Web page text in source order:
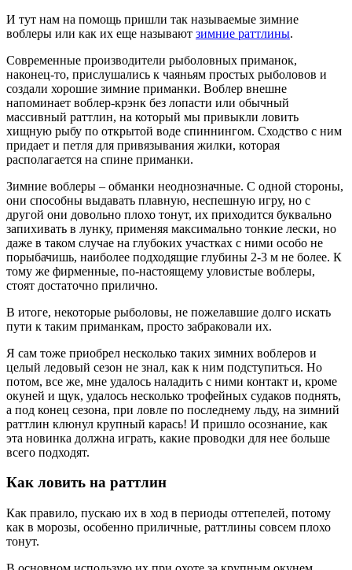
И тут нам на помощь пришли так называемые зимние
воблеры или как их еще называют зимние раттлины.
Современные производители рыболовных приманок,
наконец-то, прислушались к чаяньям простых рыболовов и
создали хорошие зимние приманки. Воблер внешне
напоминает воблер-крэнк без лопасти или обычный
массивный раттлин, на который мы привыкли ловить
хищную рыбу по открытой воде спиннингом. Сходство с ним
придает и петля для привязывания жилки, которая
располагается на спине приманки.
Зимние воблеры – обманки неоднозначные. С одной стороны,
они способны выдавать плавную, неспешную игру, но с
другой они довольно плохо тонут, их приходится буквально
запихивать в лунку, применяя максимально тонкие лески, но
даже в таком случае на глубоких участках с ними особо не
порыбачишь, наиболее подходящие глубины 2-3 м не более. К
тому же фирменные, по-настоящему уловистые воблеры,
стоят достаточно прилично.
В итоге, некоторые рыболовы, не пожелавшие долго искать
пути к таким приманкам, просто забраковали их.
Я сам тоже приобрел несколько таких зимних воблеров и
целый ледовый сезон не знал, как к ним подступиться. Но
потом, все же, мне удалось наладить с ними контакт и, кроме
окуней и щук, удалось несколько трофейных судаков поднять,
а под конец сезона, при ловле по последнему льду, на зимний
раттлин клюнул крупный карась! И пришло осознание, как
эта новинка должна играть, какие проводки для нее больше
всего подходят.
Как ловить на раттлин
Как правило, пускаю их в ход в периоды оттепелей, потому
как в морозы, особенно приличные, раттлины совсем плохо
тонут.